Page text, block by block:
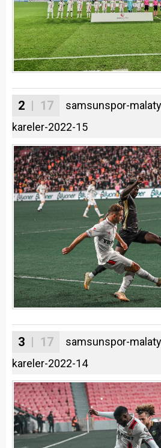
2 | 17
samsunspor-
kareler-2022-15
3 | 17
samsunspor-
kareler-2022-14